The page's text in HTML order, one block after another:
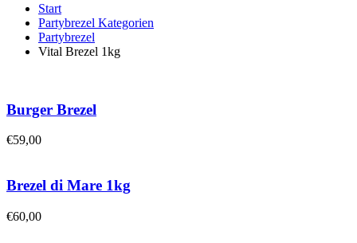
Start
Partybrezel Kategorien
Partybrezel
Vital Brezel 1kg
Burger Brezel
€59,00
Brezel di Mare 1kg
€60,00